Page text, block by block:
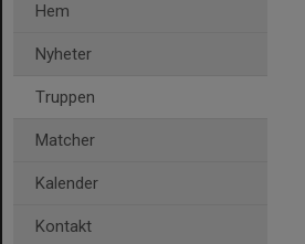
Hem
Nyheter
Truppen
Matcher
Kalender
Kontakt